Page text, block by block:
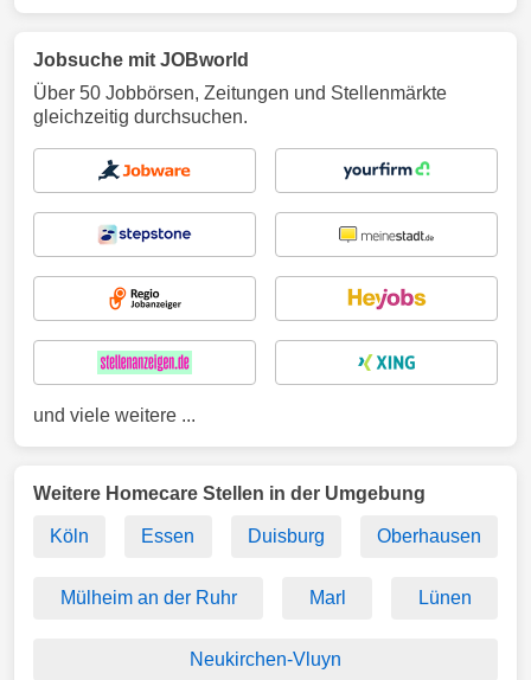
Jobsuche mit JOBworld
Über 50 Jobbörsen, Zeitungen und Stellenmärkte
gleichzeitig durchsuchen.
und viele weitere ...
Weitere Homecare Stellen in der Umgebung
Köln Essen Duisburg Oberhausen
Mülheim an der Ruhr Marl Lünen
Neukirchen-Vluyn